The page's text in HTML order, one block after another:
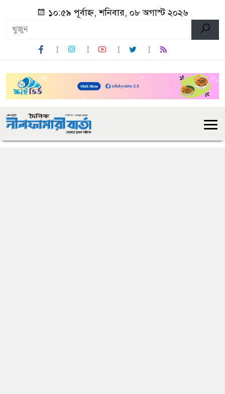
১০:৫৯ পূর্বাহ্ন, শনিবার, ০৮ অগাস্ট ২০২৬